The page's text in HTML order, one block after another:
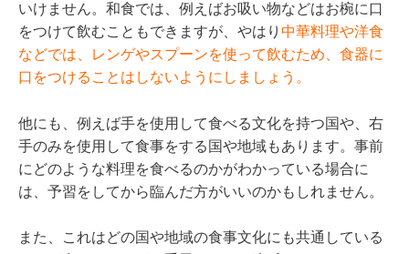
いけません。和食では、例えばお吸い物などはお椀に口
をつけて飲むこともできますが、やはり 中華料理や洋食
などでは、レンゲやスプーンを使って飲むため、食器に
口をつけることはしないようにしましょう。
他にも、例えば手を使用して食べる文化を持つ国や、右
手のみを使用して食事をする国や地域もあります。事前
にどのような料理を食べるのかがわかっている場合に
は、予習をしてから臨んだ方がいいのかもしれません。
また、これはどの国や地域の食事文化にも共通している